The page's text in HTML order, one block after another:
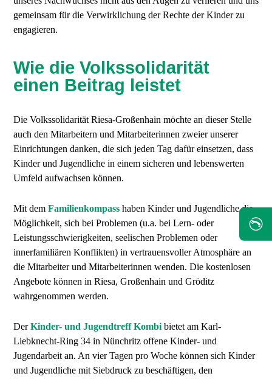
gemeinsam für die Verwirklichung der Rechte der Kinder zu
engagieren.
Wie die Volkssolidarität
einen Beitrag leistet
Die Volkssolidarität Riesa-Großenhain möchte an dieser Stelle
auch den Mitarbeitern und Mitarbeiterinnen zweier unserer
Einrichtungen danken, die sich jeden Tag dafür einsetzen, dass
Kinder und Jugendliche in einem sicheren und lebenswerten
Umfeld aufwachsen können.
Mit dem Familienkompass haben Kinder und Jugendliche die
Möglichkeit, sich bei Problemen (u.a. bei Lern- oder
Leistungsschwierigkeiten, seelischen Problemen oder
innerfamiliären Konflikten) in vertrauensvoller Atmosphäre an
die Mitarbeiter und Mitarbeiterinnen wenden. Die kostenlosen
Angebote können in Riesa, Großenhain und Gröditz
wahrgenommen werden.
DerKinder- und Jugendtreff Kombi bietet am Karl-
Liebknecht-Ring 34 in Nünchritz offene Kinder- und
Jugendarbeit an. An vier Tagen pro Woche können sich Kinder
und Jugendliche mit Siebdruck zu beschäftigen, den
✆